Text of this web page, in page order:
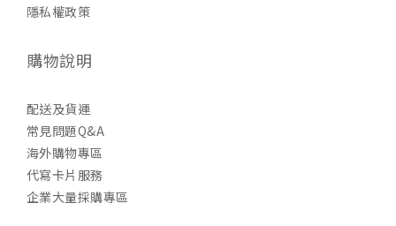
隱私權政策
購物說明
配送及貨運
常見問題Q&A
海外購物專區
代寫卡片服務
企業大量採購專區